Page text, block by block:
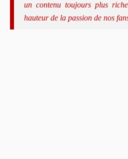
un contenu toujours plus
hauteur de la passion de nos